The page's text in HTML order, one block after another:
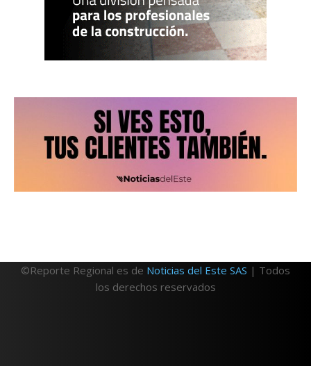
©Reporte Regional es de Noticias del Este SAS | Todos
los derechos reservados